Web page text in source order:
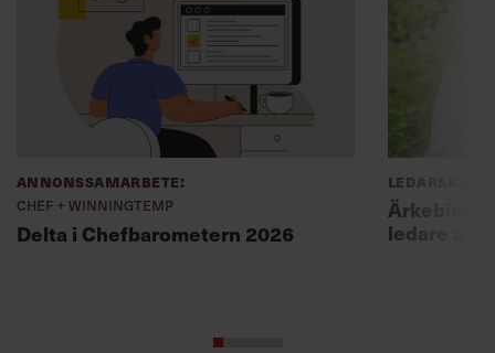
Annonssamarbete:
Chef + Winningtemp
Delta i Chefbarometern 2026
Ledarskap
ledare att